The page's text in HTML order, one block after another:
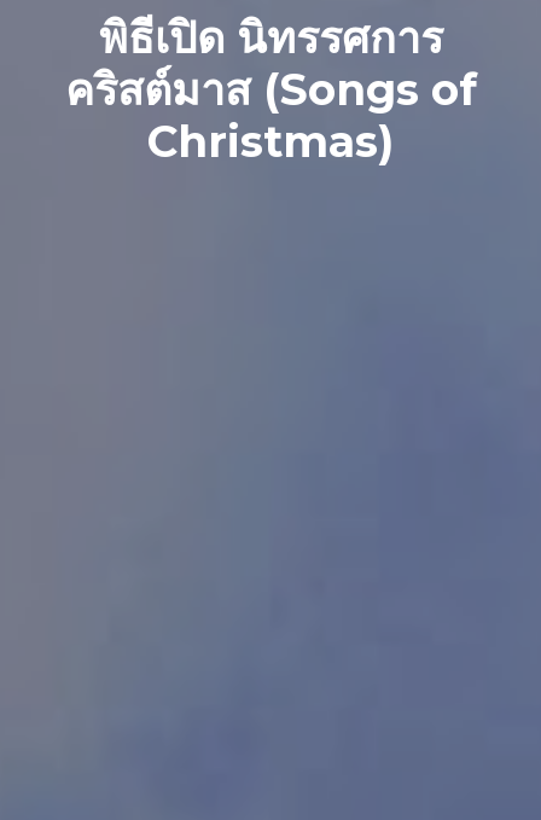
พิธีเปิด นิทรรศการ
คริสต์มาส (Songs of
Christmas)